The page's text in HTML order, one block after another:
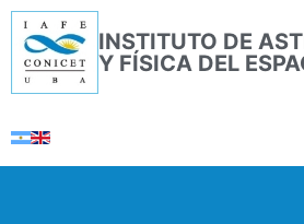
INSTITUTO DE
Y FÍSICA DEL